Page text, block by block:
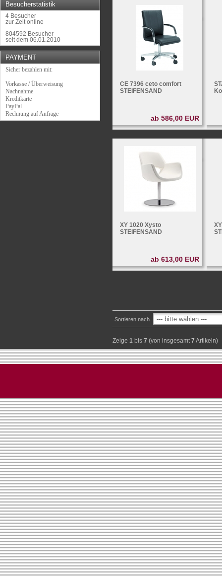
CE 7396 ceto comfort
STEIFENSAND
ab 586,00 EUR
XY 1020 Xysto
STEIFENSAND
ab 613,00 EUR
Sortieren nach
Zeige 1 bis 7 (von insgesamt7 Artikeln)
Besucherstatistik
4 Besucher
zur Zeit online
804592 Besucher
seit dem 06.01.2010
PAYMENT
Sicher bezahlen mit:
Vorkasse / Überweisung
Nachnahme
Kreditkarte
PayPal
Rechnung auf Anfrage